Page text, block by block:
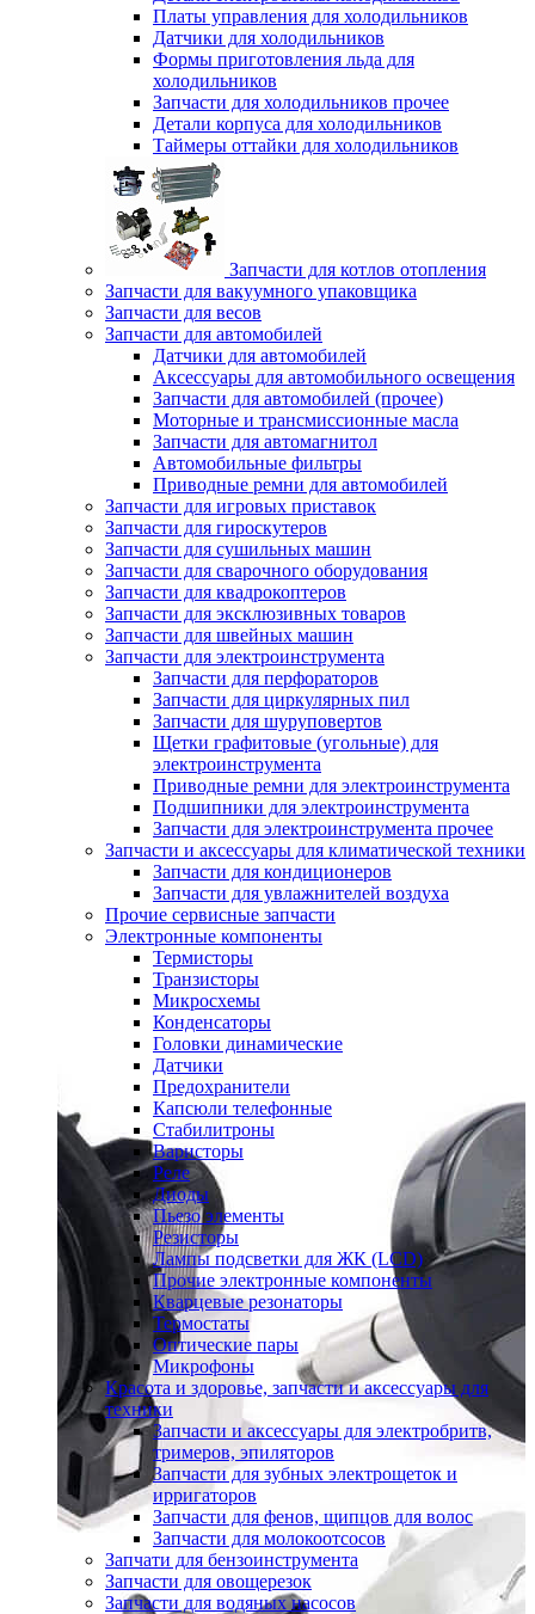
Платы управления для холодильников
Датчики для холодильников
Формы приготовления льда для
холодильников
Запчасти для холодильников прочее
Детали корпуса для холодильников
Таймеры оттайки для холодильников
Запчасти для котлов отопления
Запчасти для вакуумного упаковщика
Запчасти для весов
Запчасти для автомобилей
Датчики для автомобилей
Аксессуары для автомобильного освещения
Запчасти для автомобилей (прочее)
Моторные и трансмиссионные масла
Запчасти для автомагнитол
Автомобильные фильтры
Приводные ремни для автомобилей
Запчасти для игровых приставок
Запчасти для гироскутеров
Запчасти для сушильных машин
Запчасти для сварочного оборудования
Запчасти для квадрокоптеров
Запчасти для эксклюзивных товаров
Запчасти для швейных машин
Запчасти для электроинструмента
Запчасти для перфораторов
Запчасти для циркулярных пил
Запчасти для шуруповертов
Щетки графитовые (угольные) для
электроинструмента
Приводные ремни для электроинструмента
Подшипники для электроинструмента
Запчасти для электроинструмента прочее
Запчасти и аксессуары для климатической техники
Запчасти для кондиционеров
Запчасти для увлажнителей воздуха
Прочие сервисные запчасти
Электронные компоненты
Термисторы
Транзисторы
Микросхемы
Конденсаторы
Головки динамические
Датчики
Предохранители
Капсюли телефонные
Стабилитроны
Варисторы
Реле
Диоды
Пьезо элементы
Резисторы
Лампы подсветки для ЖК (LCD)
Прочие электронные компоненты
Кварцевые резонаторы
Термостаты
Оптические пары
Микрофоны
Красота и здоровье, запчасти и аксессуары для
техники
Запчасти и аксессуары для электробритв,
тримеров, эпиляторов
Запчасти для зубных электрощеток и
ирригаторов
Запчасти для фенов, щипцов для волос
Запчасти для молокоотсосов
Запчати для бензоинструмента
Запчасти для овощерезок
Запчасти для водяных насосов